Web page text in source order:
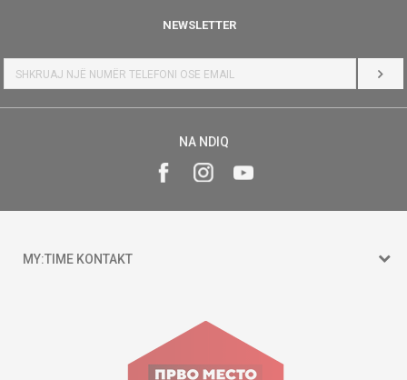
NEWSLETTER
HYR
NA NDIQ
MY:TIME KONTAKT
Goce Nikolovski 74 Shkup
contact@mytime.mk